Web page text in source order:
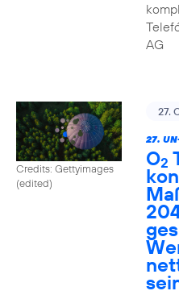
AG
Credits: Gettyimages
(edited)
27.
27.
O2